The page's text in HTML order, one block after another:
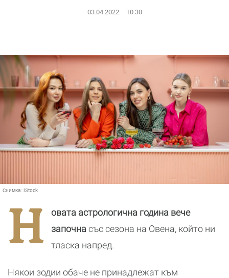
03.04.2022 10:30
Снимка: iStock
Н
овата астрологична година вече
започна със сезона на Овена, който ни
тласка напред.
Някои зодии обаче не принадлежат към